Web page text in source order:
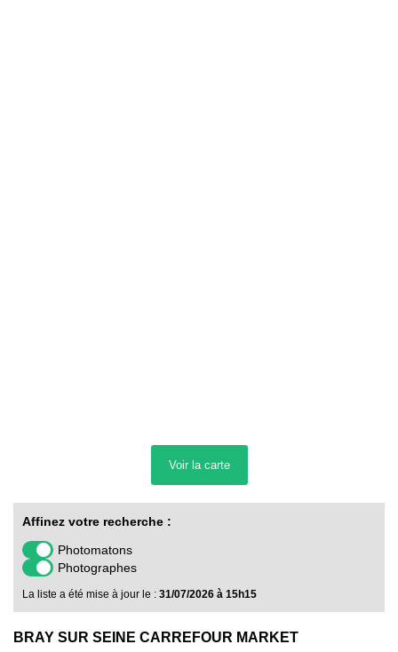
Voir la carte
Affinez votre recherche :
Photomatons
Photographes
La liste a été mise à jour le : 31/07/2026 à 15h15
BRAY SUR SEINE CARREFOUR MARKET